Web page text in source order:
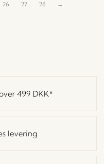
26 27 28 →
499 DKK*
levering